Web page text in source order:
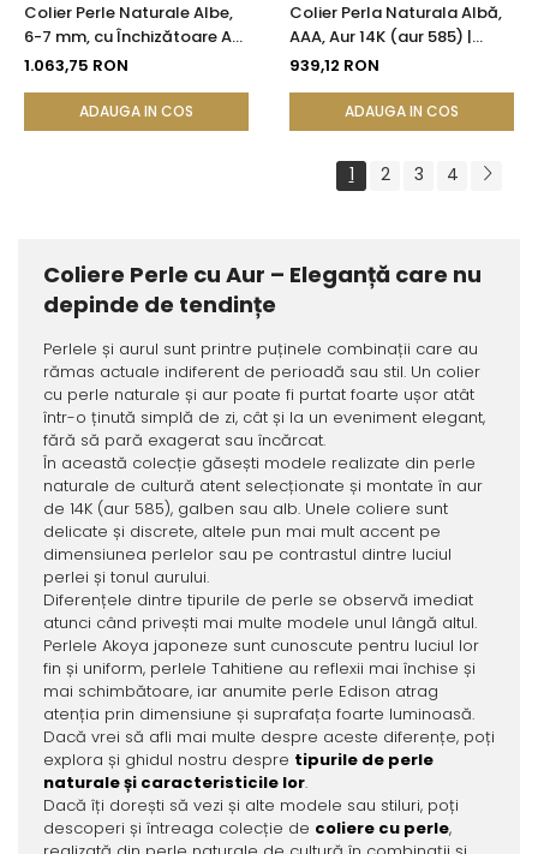
Colier Perle Naturale Albe,
6-7 mm, cu Închizătoare Aur
14K (aur 585) | KASKADDA®
1.063,75 RON
ADAUGA IN COS
Colier Perla Naturala Albă,
AAA, Aur 14K (aur 585) |
KASKADDA®
939,12 RON
ADAUGA IN COS
1 2 3 4
Coliere Perle cu Aur – Eleganță care nu
depinde de tendințe
Perlele și aurul sunt printre puținele combinații care au
rămas actuale indiferent de perioadă sau stil. Un colier
cu perle naturale și aur poate fi purtat foarte ușor atât
într-o ținută simplă de zi, cât și la un eveniment elegant,
fără să pară exagerat sau încărcat.
În această colecție găsești modele realizate din perle
naturale de cultură atent selecționate și montate în aur
de 14K (aur 585), galben sau alb. Unele coliere sunt
delicate și discrete, altele pun mai mult accent pe
dimensiunea perlelor sau pe contrastul dintre luciul
perlei și tonul aurului.
Diferențele dintre tipurile de perle se observă imediat
atunci când privești mai multe modele unul lângă altul.
Perlele Akoya japoneze sunt cunoscute pentru luciul lor
fin și uniform, perlele Tahitiene au reflexii mai închise și
mai schimbătoare, iar anumite perle Edison atrag
atenția prin dimensiune și suprafața foarte luminoasă.
Dacă vrei să afli mai multe despre aceste diferențe, poți
explora și ghidul nostru despre tipurile de perle
naturale și caracteristicile lor.
Dacă îți dorești să vezi și alte modele sau stiluri, poți
descoperi și întreaga colecție de coliere cu perle,